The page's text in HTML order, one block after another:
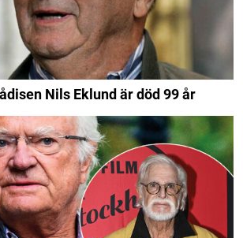
Nils Eklund är död 99 år